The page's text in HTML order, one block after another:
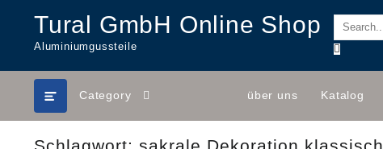
content
Tural GmbH Online Shop
Aluminiumgussteile
Category über uns Katalog
Schlagwort: sakrale Dekoration klassisch